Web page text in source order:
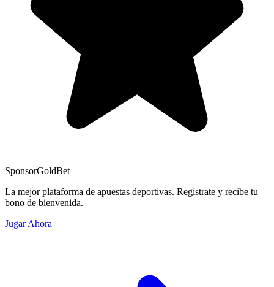
SponsorGoldBet
La mejor plataforma de apuestas deportivas. Regístrate y recibe tu
bono de bienvenida.
Jugar Ahora